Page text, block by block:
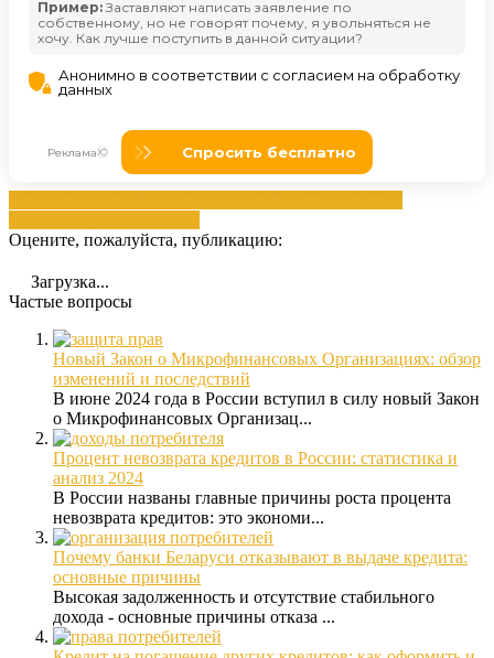
Оцените, пожалуйста, публикацию:
Загрузка...
Частые вопросы
Новый Закон о Микрофинансовых Организациях: обзор
изменений и последствий
В июне 2024 года в России вступил в силу новый Закон
о Микрофинансовых Организац...
Процент невозврата кредитов в России: статистика и
анализ 2024
В России названы главные причины роста процента
невозврата кредитов: это экономи...
Почему банки Беларуси отказывают в выдаче кредита:
основные причины
Высокая задолженность и отсутствие стабильного
дохода - основные причины отказа ...